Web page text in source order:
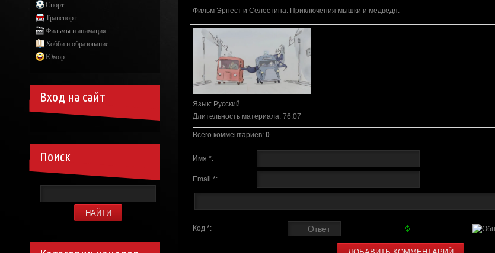
Фильм Эрнест и Селестина: Приключения мышки и медведя.
Язык: Русский
Длительность материала: 76:07
Всего комментариев: 0
Имя *:
Email *:
Код *:
Спорт
Транспорт
Фильмы и анимация
Хобби и образование
Юмор
Вход на сайт
Поиск